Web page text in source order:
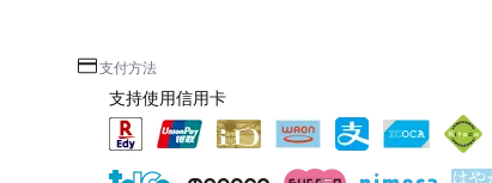
支付方法
支持使用信用卡